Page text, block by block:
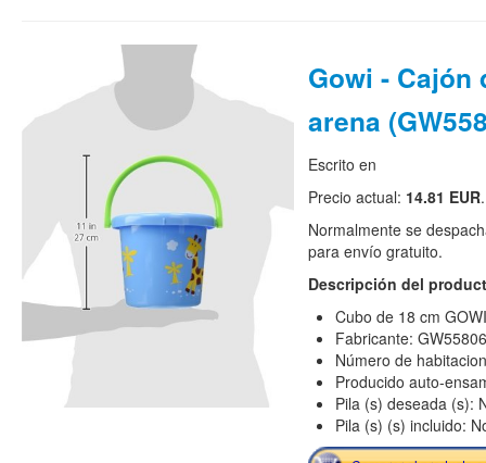
Gowi - Cajón
arena
Escrito en
Precio actual: 14.81 EUR.
Normalmente se
para envío gratuito.
Descripción del
Cubo de 18 cm GOWI
Fabricante: GW55806
Número de
Producido auto-
Pila (s) deseada (s):
Pila (s) (s) incluido: